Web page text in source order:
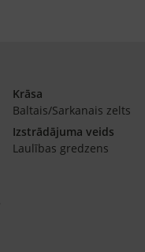
Krāsa
Baltais/Sarkanais zelts
Izstrādājuma veids
Laulības gredzens